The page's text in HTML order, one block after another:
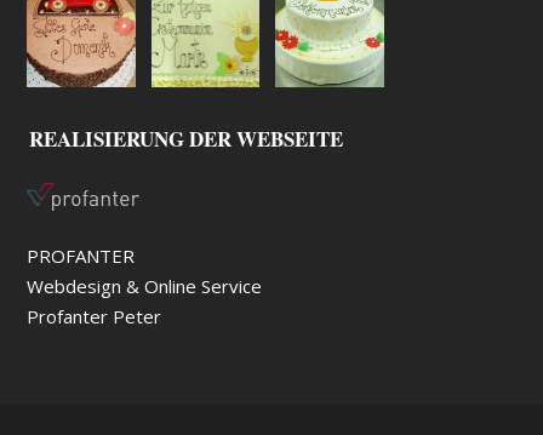
REALISIERUNG DER WEBSEITE
PROFANTER
Webdesign & Online Service
Profanter Peter